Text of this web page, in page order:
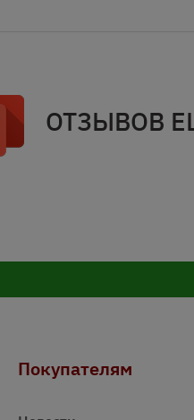
ОТЗЫВОВ
Покупателям